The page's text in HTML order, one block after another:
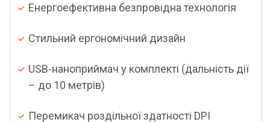
Енергоефективна безпровідна технологія
Стильний ергономічний дизайн
USB-наноприймач у комплекті (дальність дії
– до 10 метрів)
Перемикач роздільної здатності DPI